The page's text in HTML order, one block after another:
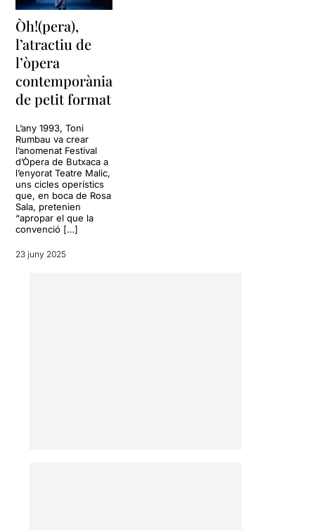
Òh!(pera),
l’atractiu de
l’òpera
contemporània
de petit format
L’any 1993, Toni
Rumbau va crear
l’anomenat Festival
d’Òpera de Butxaca a
l’enyorat Teatre Malic,
uns cicles operístics
que, en boca de Rosa
Sala, pretenien
“apropar el que la
convenció […]
23 juny 2025